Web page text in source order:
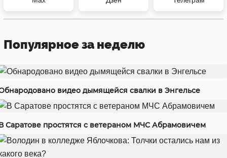
Популярное за неделю
видео дымящейся свалки в Энгельсе
Саратове простятся с ветераном МЧС Абрамовичем